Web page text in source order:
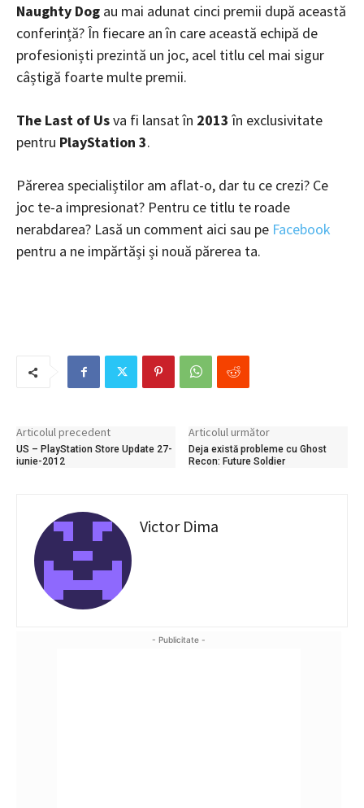
Naughty Dog au mai adunat cinci premii după această
conferință? În fiecare an în care această echipă de
profesioniști prezintă un joc, acel titlu cel mai sigur
câștigă foarte multe premii.
The Last of Usva fi lansat în 2013 în exclusivitate
pentru PlayStation 3.
Părerea specialiștilor am aflat-o, dar tu ce crezi? Ce
joc te-a impresionat? Pentru ce titlu te roade
nerabdarea? Lasă un comment aici sau pe Facebook
pentru a ne impărtăși și nouă părerea ta.
Articolul precedent
US – PlayStation Store Update 27-
iunie-2012
Articolul următor
Deja există probleme cu Ghost
Recon: Future Soldier
Victor Dima
- Publicitate -